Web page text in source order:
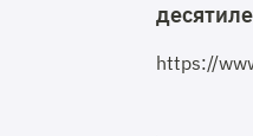
https://